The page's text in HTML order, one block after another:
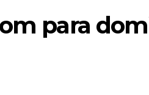
para